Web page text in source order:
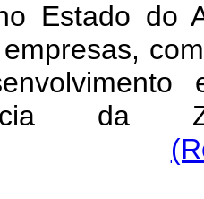
Estado do